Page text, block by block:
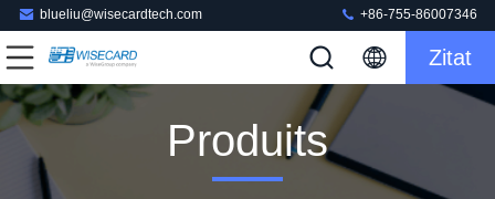
blueliu@wisecardtech.com +86-755-86007346
Zitat
Produits